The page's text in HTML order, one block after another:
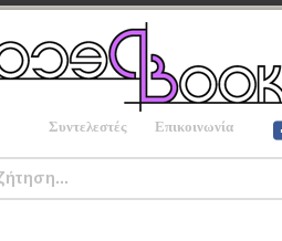
Συντελεστές Επικοινωνία